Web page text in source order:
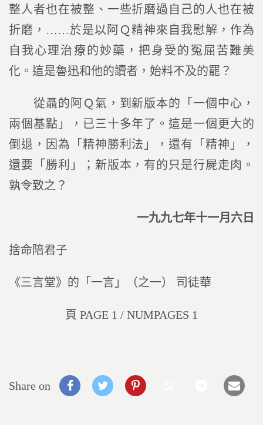
整人者也在被整、一些折磨過自己的人也在被
折磨，……於是以阿Ｑ精神來自我慰解，作為
自我心理治療的妙藥，把身受的冤屈苦難美
化。這是魯迅和他的讀者，始料不及的罷？
從聶的阿Ｑ氣，到新版本的「一個中心，
兩個基點」，已三十多年了。這是一個更大的
倒退，因為「精神勝利法」，還有「精神」，
還要「勝利」；新版本，有的只是行屍走肉。
孰令致之？
一九九七年十一月六日
捨命陪君子
《三言堂》的「一言」（之一） 司徒華
頁 PAGE 1 / NUMPAGES 1
Share on